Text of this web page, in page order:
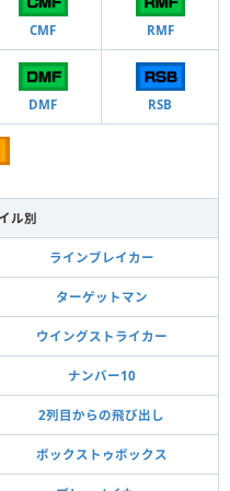
CMF RMF
DMF RSB
ル別
ラインブレイカー
ターゲットマン
ウイングストライカー
ナンバー10
2列目からの飛び出し
ボックストゥボックス